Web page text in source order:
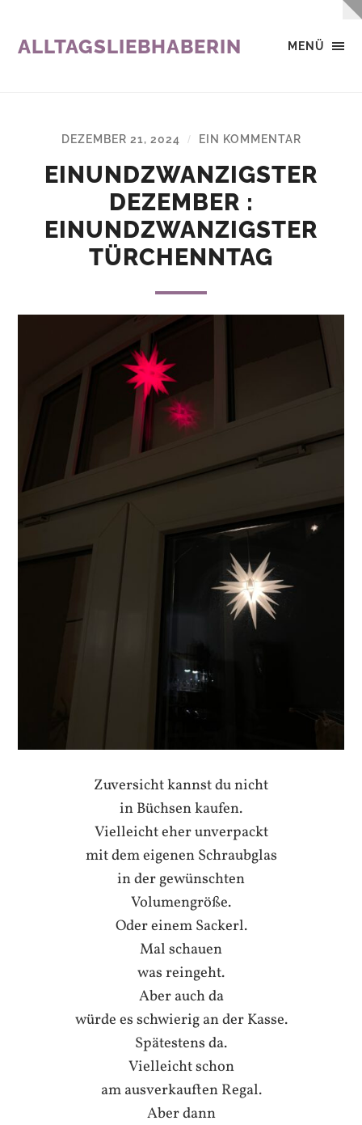
MENÜ
ALLTAGSLIEBHABERIN
DEZEMBER 21, 2024 / EIN KOMMENTAR
EINUNDZWANZIGSTER
DEZEMBER :
EINUNDZWANZIGSTER
TÜRCHENNTAG
Zuversicht kannst du nicht
in Büchsen kaufen.
Vielleicht eher unverpackt
mit dem eigenen Schraubglas
in der gewünschten
Volumengröße.
Oder einem Sackerl.
Mal schauen
was reingeht.
Aber auch da
würde es schwierig an der Kasse.
Spätestens da.
Vielleicht schon
am ausverkauften Regal.
Aber dann